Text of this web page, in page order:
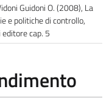
Guidoni O. (2008), La
e politiche di controllo,
cap. 5